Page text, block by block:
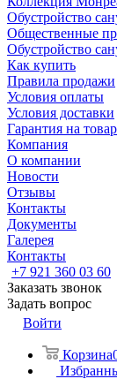
Обустройство
Общественные
Обустройство
Как купить
Правила продажи
Условия оплаты
Условия доставки
Гарантия на товар
Компания
О компании
Новости
Отзывы
Контакты
Документы
Галерея
Контакты
+7 921 360 03 60
Заказать звонок
Задать вопрос
Войти
Корзина